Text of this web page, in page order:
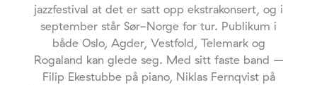
jazzfestival at det er satt opp ekstrakonsert, og i
september står Sør-Norge for tur. Publikum i
både Oslo, Agder, Vestfold, Telemark og
Rogaland kan glede seg. Med sitt faste band –
Filip Ekestubbe på piano, Niklas Fernqvist på